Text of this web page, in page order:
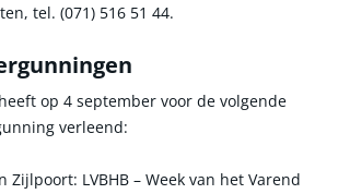
tel. (071) 516 51 44.
op 4 september voor de volgende
verleend:
Zijlpoort: LVBHB – Week van het Varend